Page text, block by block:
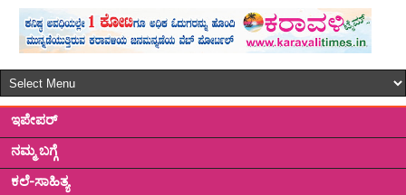
ಇಪೇಪರ್
ನಮ್ಮ ಬಗ್ಗೆ
ಕಲೆ-ಸಾಹಿತ್ಯ